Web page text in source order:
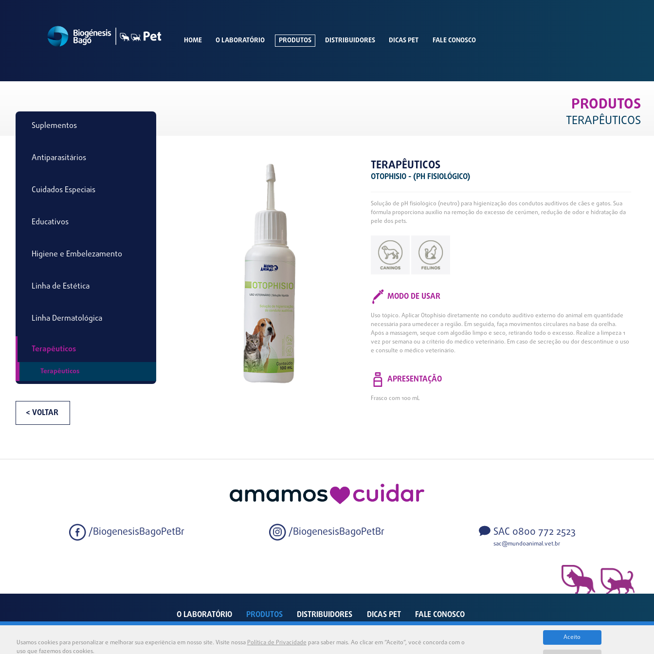
Usamos cookies para personalizar e melhorar sua experiência em nosso site. Visite nossaPolítica de Privacidadepara saber mais. Ao clicar em “Aceito”, você concorda com o
uso que fazemos dos cookies.
Aceito
HOME O LABORATÓRIO PRODUTOS DISTRIBUIDORES DICAS PET FALE CONOSCO
PRODUTOS
TERAPÊUTICOS
Suplementos
Antiparasitários
Cuidados Especiais
Educativos
Higiene e Embelezamento
Linha de Estética
Linha Dermatológica
Terapêuticos
Terapêuticos
< VOLTAR
TERAPÊUTICOS
OTOPHISIO - (PH FISIOLÓGICO)
Solução de pH fisiológico (neutro) para higienização dos condutos auditivos de cães e gatos. Sua
fórmula proporciona auxilio na remoção do excesso de cerúmen, redução de odor e hidratação da
pele dos pets.
MODO DE USAR
Uso tópico. Aplicar Otophisio diretamente no conduto auditivo externo do animal em quantidade
necessária para umedecer a região. Em seguida, faça movimentos circulares na base da orelha.
Após a massagem, seque com algodão limpo e seco, retirando todo o excesso. Realize a limpeza 1
vez por semana ou a critério do médico veterinário. Em caso de secreção ou dor descontinue o uso
e consulte o médico veterinário.
APRESENTAÇÃO
Frasco com 100 mL
/BiogenesisBagoPetBr /BiogenesisBagoPetBr SAC 0800 772 2523
sac@mundoanimal.vet.br
O LABORATÓRIO PRODUTOS DISTRIBUIDORES DICAS PET FALE CONOSCO